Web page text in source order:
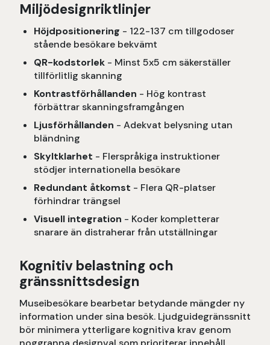
Miljödesignriktlinjer
Höjdpositionering - 122-137 cm tillgodoser
stående besökare bekvämt
QR-kodstorlek - Minst 5x5 cm säkerställer
tillförlitlig skanning
Kontrastförhållanden - Hög kontrast
förbättrar skanningsframgången
Ljusförhållanden - Adekvat belysning utan
bländning
Skyltklarhet - Flerspråkiga instruktioner
stödjer internationella besökare
Redundant åtkomst - Flera QR-platser
förhindrar trängsel
Visuell integration - Koder kompletterar
snarare än distraherar från utställningar
Kognitiv belastning och
gränssnittsdesign
Museibesökare bearbetar betydande mängder ny
information under sina besök. Ljudguidegränssnitt
bör minimera ytterligare kognitiva krav genom